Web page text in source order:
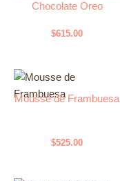
Chocolate Oreo
$615.00
Mousse de Frambuesa
$525.00